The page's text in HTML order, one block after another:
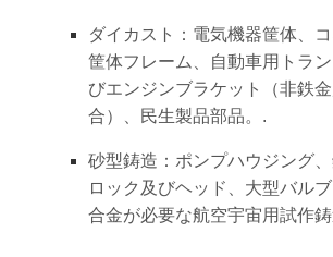
ダイカスト：電気機器筐体、
筐体フレーム、自動車用トラ
びエンジンブラケット（非鉄
合）、民生製品部品。.
砂型鋳造：ポンプハウジング
ロック及びヘッド、大型バル
合金が必要な航空宇宙用試作